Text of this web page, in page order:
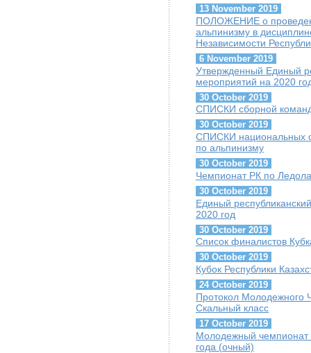
13 November 2019
ПОЛОЖЕНИЕ о
альпинизму в
Независимости
6 November 2019
Утвержденный Единый
мероприятий на 2020
30 October 2019
СПИСКИ сборной
30 October 2019
СПИСКИ национальных
по альпинизму
30 October 2019
Чемпионат РК по
30 October 2019
Единый
2020 год
30 October 2019
Список финалистов
30 October 2019
Кубок Республики
24 October 2019
Протокол Молодежного
Скальный класс
17 October 2019
Молодежный чемпионат
года (очный)